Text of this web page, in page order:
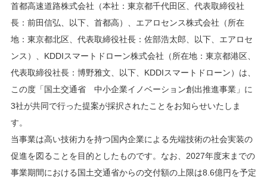
首都高速道路株式会社（本社：東京都千代田区、代表取締役社
長：前田信弘、以下、首都高）、エアロセンス株式会社（所在
地：東京都北区、代表取締役社長：佐部浩太郎、以下、エアロセ
ンス）、KDDIスマートドローン株式会社（所在地：東京都港区、
代表取締役社長：博野雅文、以下、KDDIスマートドローン）は、
この度「国土交通省 中小企業イノベーション創出推進事業」に
3社が共同で行った提案が採択されたことをお知らせいたしま
す。
当事業は高い技術力を持つ国内企業による先端技術の社会実装の
促進を図ることを目的としたものです。なお、2027年度末までの
事業期間における国土交通省からの交付額の上限は8.6億円を予定